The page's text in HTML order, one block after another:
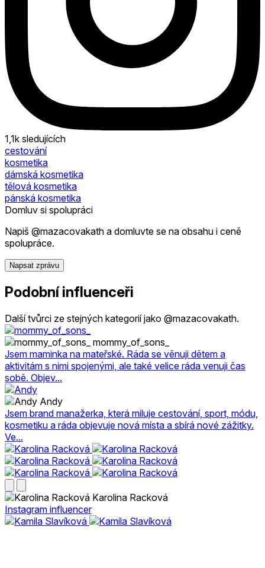
1,1k sledujících
cestování
kosmetika
dámská kosmetika
tělová kosmetika
pánská kosmetika
Domluv si spolupráci
Napiš @mazacovakath a domluvte se na obsahu i ceně
spolupráce.
Napsat zprávu
Podobní influenceři
Další tvůrci ze stejných kategorií jako @mazacovakath.
mommy_of_sons_
Jsem maminka na mateřské. Ráda se věnuji dětem a
aktivitám s nimi spojenými, ale také velice ráda venuji čas
sobě. Objev...
Andy
Jsem brand manažerka, která miluje cestování, sport, módu,
kosmetiku a ráda objevuje nová místa a sbírá nové zážitky.
Ve...
Karolina Racková
Instagram influencer